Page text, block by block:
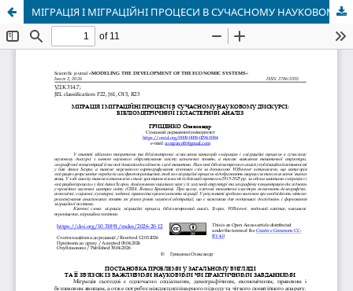
МІГРАЦІЯ І МІГРАЦІЙНІ ПРОЦЕСИ В СУЧАСНОМУ НАУКОВОМУ ДИСКУРСІ: БІБЛІОМЕТРИЧНИЙ І КЛАСТЕРНИЙ АНАЛІЗ